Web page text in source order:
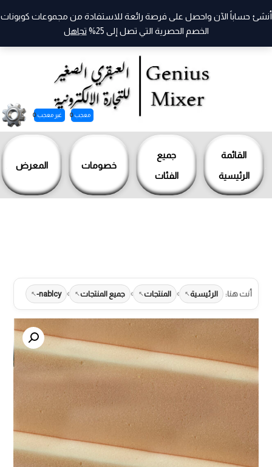
القائمة
الرئيسية
جميع
الفئات
خصومات المعرض
معجب 0 غير معجب 0
أنشئ حساباً الآن واحصل على فرصة رائعة للاستفادة من مجموعات كوبونات
الخصم الحصرية التي تصل إلى 25%
تجاهل
تخطي
أنت هنا: الرئيسية › المنتجات › جميع المنتجات ›
nablcy-